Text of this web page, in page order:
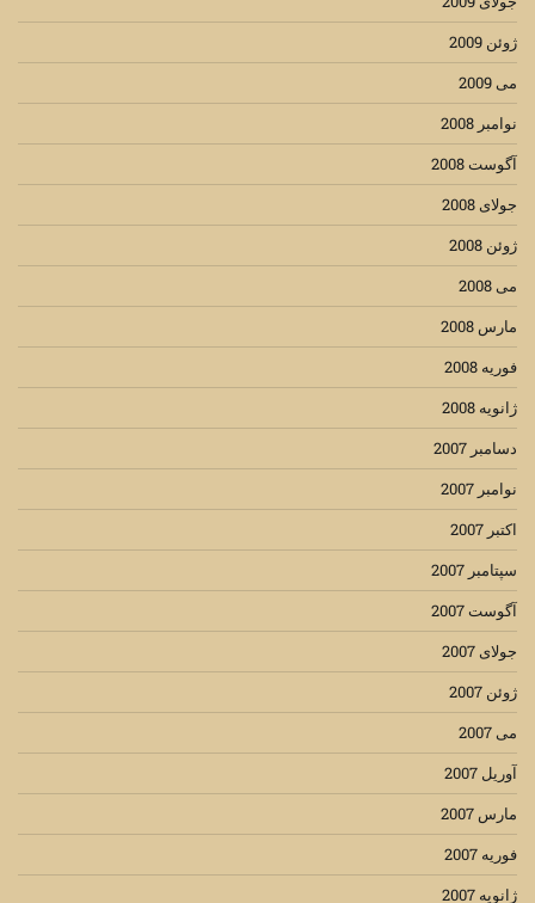
ژوئن 2009
می 2009
نوامبر 2008
آگوست 2008
جولای 2008
ژوئن 2008
می 2008
مارس 2008
فوریه 2008
ژانویه 2008
دسامبر 2007
نوامبر 2007
اکتبر 2007
سپتامبر 2007
آگوست 2007
جولای 2007
ژوئن 2007
می 2007
آوریل 2007
مارس 2007
فوریه 2007
ژانویه 2007